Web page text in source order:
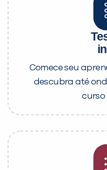
Comece seu
descubra até
curso